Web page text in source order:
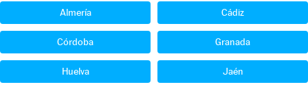
Almería Cádiz
Córdoba Granada
Huelva Jaén